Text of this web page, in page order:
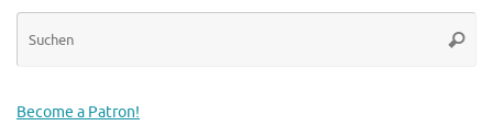
Become a Patron!